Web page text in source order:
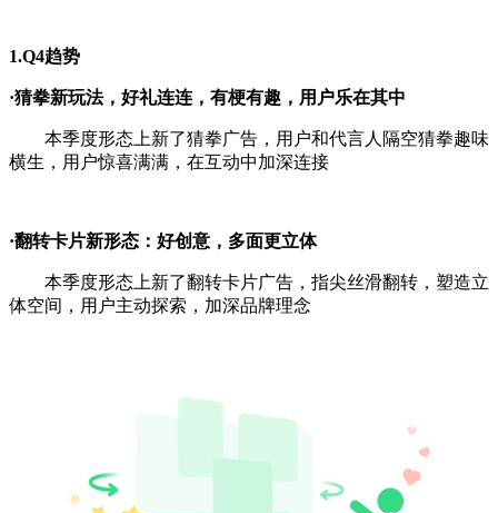
1.Q4趋势
·猜拳新玩法，好礼连连，有梗有趣，用户乐在其中
本季度形态上新了猜拳广告，用户和代言人隔空猜拳趣味
横生，用户惊喜满满，在互动中加深连接
·翻转卡片新形态：好创意，多面更立体
本季度形态上新了翻转卡片广告，指尖丝滑翻转，塑造立
体空间，用户主动探索，加深品牌理念